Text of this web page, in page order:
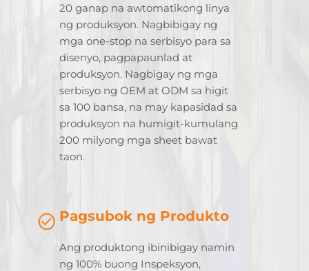
20 ganap na awtomatikong linya
ng produksyon. Nagbibigay ng
mga one-stop na serbisyo para sa
disenyo, pagpapaunlad at
produksyon. Nagbigay ng mga
serbisyo ng OEM at ODM sa higit
sa 100 bansa, na may kapasidad sa
produksyon na humigit-kumulang
200 milyong mga sheet bawat
taon.
Pagsubok ng Produkto
Ang produktong ibinibigay namin
ng 100% buong Inspeksyon,